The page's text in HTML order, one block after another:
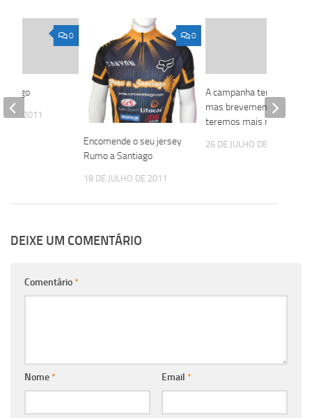
0
Encomende o seu jersey
Rumo a Santiago
19 DE JULHO DE 2011
A campanha terminou,
mas brevemente
teremos mais notícias!
26 DE JULHO DE 2012
0
DE 2011
DEIXE UM COMENTÁRIO
Comentário*
Nome* Email *